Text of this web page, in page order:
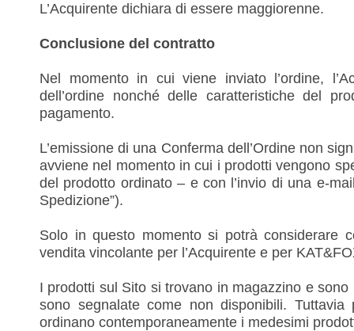
L’Acquirente dichiara di essere maggiorenne.
Conclusione del contratto
Nel momento in cui viene inviato l’ordine,
dell’ordine nonché delle caratteristiche del
pagamento.
L’emissione di una Conferma dell’Ordine non
avviene nel momento in cui i prodotti vengono
del prodotto ordinato – e con l’invio di una e-
Spedizione”).
Solo in questo momento si potrà considerare
vendita vincolante per l’Acquirente e per
I prodotti sul Sito si trovano in magazzino e
sono segnalate come non disponibili.
ordinano contemporaneamente i medesimi